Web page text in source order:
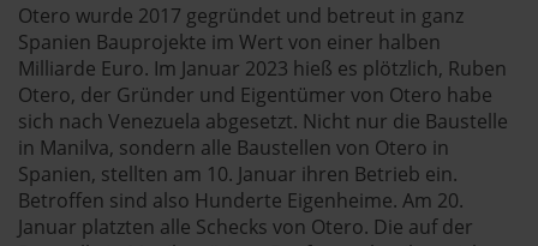
Otero wurde 2017 gegründet und betreut in ganz
Spanien Bauprojekte im Wert von einer halben
Milliarde Euro. Im Januar 2023 hieß es plötzlich, Ruben
Otero, der Gründer und Eigentümer von Otero habe
sich nach Venezuela abgesetzt. Nicht nur die Baustelle
in Manilva, sondern alle Baustellen von Otero in
Spanien, stellten am 10. Januar ihren Betrieb ein.
Betroffen sind also Hunderte Eigenheime. Am 20.
Januar platzten alle Schecks von Otero. Die auf der